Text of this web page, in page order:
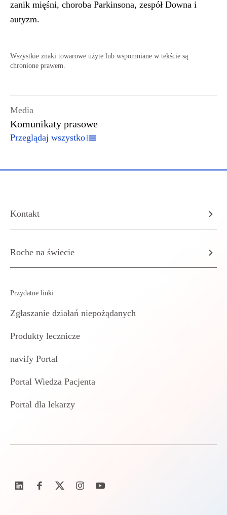
zanik mięśni, choroba Parkinsona, zespół Downa i
autyzm.
Wszystkie znaki towarowe użyte lub wspomniane w tekście są
chronione prawem.
Media
Komunikaty prasowe
Przeglądaj wszystko
Kontakt
Roche na świecie
Przydatne linki
Zgłaszanie działań niepożądanych
Produkty lecznicze
navify Portal
Portal Wiedza Pacjenta
Portal dla lekarzy